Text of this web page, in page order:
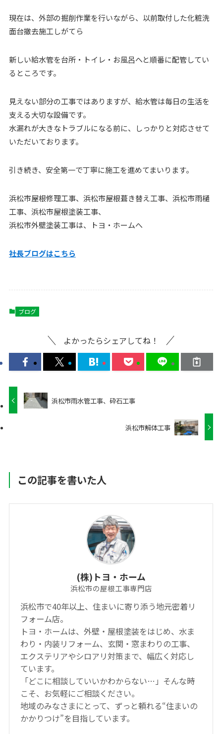
現在は、外部の掘削作業を行いながら、以前取付した化粧洗
面台撤去施工しがてら
新しい給水管を台所・トイレ・お風呂へと順番に配管してい
るところです。
見えない部分の工事ではありますが、給水管は毎日の生活を
支える大切な設備です。
水漏れが大きなトラブルになる前に、しっかりと対応させて
いただいております。
引き続き、安全第一で丁寧に施工を進めてまいります。
浜松市屋根修理工事、浜松市屋根葺き替え工事、浜松市雨樋
工事、浜松市屋根塗装工事、
浜松市外壁塗装工事は、トヨ・ホームへ
社長ブログはこちら
ブログ
よかったらシェアしてね！
浜松市雨水管工事、砕石工事
浜松市解体工事
この記事を書いた人
(株)トヨ・ホーム
浜松市の屋根工事専門店
浜松市で40年以上、住まいに寄り添う地元密着リ
フォーム店。
トヨ・ホームは、外壁・屋根塗装をはじめ、水ま
わり・内装リフォーム、玄関・窓まわりの工事、
エクステリアやシロアリ対策まで、幅広く対応し
ています。
「どこに相談していいかわからない…」そんな時
こそ、お気軽にご相談ください。
地域のみなさまにとって、ずっと頼れる“住まいの
かかりつけ”を目指しています。